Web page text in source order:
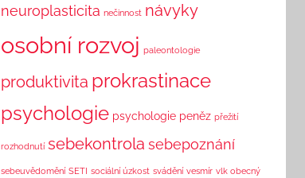
neuroplasticita nečinnost návyky
osobní rozvoj paleontologie
produktivita prokrastinace
psychologie psychologie peněz přežití
rozhodnutí sebekontrola sebepoznání
sebeuvědomění SETI sociální úzkost svádění vesmír vlk obecný